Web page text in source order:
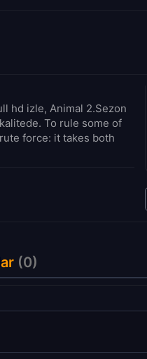
hd izle, Animal 2.Sezon
To rule some of
force: it takes both
(0)